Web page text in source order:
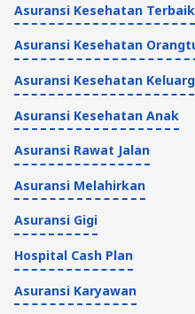
Asuransi Kesehatan Terbaik
Asuransi Kesehatan
Asuransi Kesehatan
Asuransi Kesehatan Anak
Asuransi Rawat Jalan
Asuransi Melahirkan
Asuransi Gigi
Hospital Cash Plan
Asuransi Karyawan